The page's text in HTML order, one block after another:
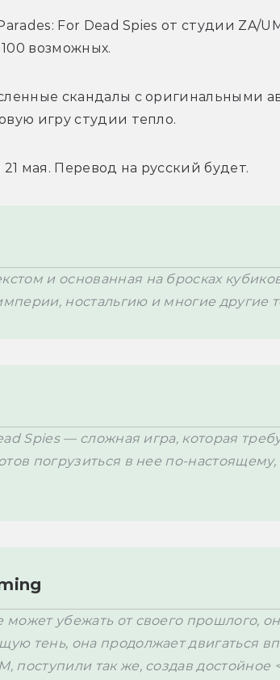
For Dead Spies от студии ZA/
возможных.
скандалы с оригинальными
игру студии тепло.
мая. Перевод на русский будет.
и основанная на бросках
ностальгию и многие другие
Spies — сложная игра, которая
погрузиться в нее по-
может убежать от своего прошлого,
тень, она продолжает двигаться
поступили так же, создав достойное